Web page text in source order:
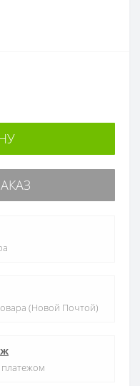
(Новой Почтой)